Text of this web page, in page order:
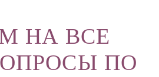
НА ВСЕ
ПО